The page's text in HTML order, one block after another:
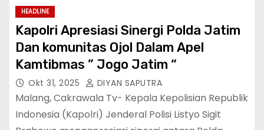
HEADLINE
Kapolri Apresiasi Sinergi Polda Jatim
Dan komunitas Ojol Dalam Apel
Kamtibmas ” Jogo Jatim “
Okt 31, 2025 DIYAN SAPUTRA
Malang, Cakrawala Tv- Kepala Kepolisian Republik
Indonesia (Kapolri) Jenderal Polisi Listyo Sigit